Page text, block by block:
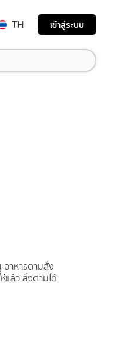
TH เข้าสู่ระบบ
อาหารตามสั่ง
แล้ว สั่งตามได้